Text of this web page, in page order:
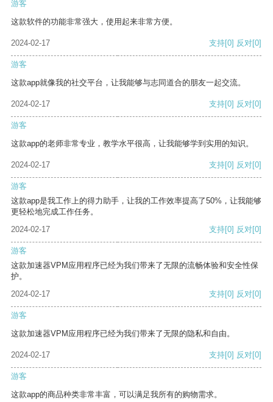
游客
这款软件的功能非常强大，使用起来非常方便。
2024-02-17 支持[0] 反对[0]
游客
这款app就像我的社交平台，让我能够与志同道合的朋友一起交流。
2024-02-17 支持[0] 反对[0]
游客
这款app的老师非常专业，教学水平很高，让我能够学到实用的知识。
2024-02-17 支持[0] 反对[0]
游客
这款app是我工作上的得力助手，让我的工作效率提高了50%，让我能够
更轻松地完成工作任务。
2024-02-17
支持[0] 反对[0]
游客
这款加速器VPM应用程序已经为我们带来了无限的流畅体验和安全性保
护。
2024-02-17
支持[0] 反对[0]
游客
这款加速器VPM应用程序已经为我们带来了无限的隐私和自由。
2024-02-17 支持[0] 反对[0]
游客
这款app的商品种类非常丰富，可以满足我所有的购物需求。